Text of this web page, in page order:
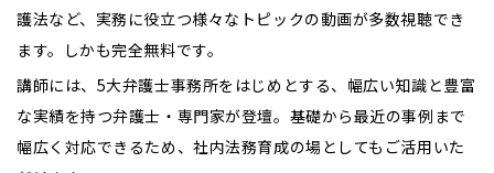
護法など、実務に役立つ様々なトピックの動画が多数視聴でき
ます。しかも完全無料です。
講師には、5大弁護士事務所をはじめとする、幅広い知識と豊富
な実績を持つ弁護士・専門家が登壇。基礎から最近の事例まで
幅広く対応できるため、社内法務育成の場としてもご活用いた